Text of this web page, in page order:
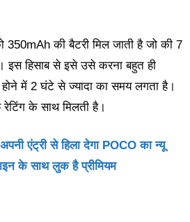
350mAh की बैटरी मिल जाती है जो की 7
हिसाब से इसे उसे करना बहुत ही
होने में 2 घंटे से ज्यादा का समय लगता है।
के साथ मिलती है।
एंट्री से हिला देगा POCO का न्यू
के साथ लुक है प्रीमियम